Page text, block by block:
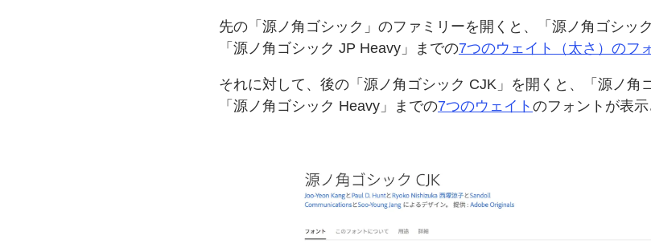
先の「源ノ角ゴシック」のファミリーを 開くと、
「源ノ角ゴシッ
「源ノ角ゴシック JP Heavy」までの7つのウェイト （太さ）のフ
それに対して、 後の「源ノ角ゴシック CJK」を 開くと、
「源ノ角
「源ノ角ゴシック Heavy」までの7つのウェイト のフォントが表示